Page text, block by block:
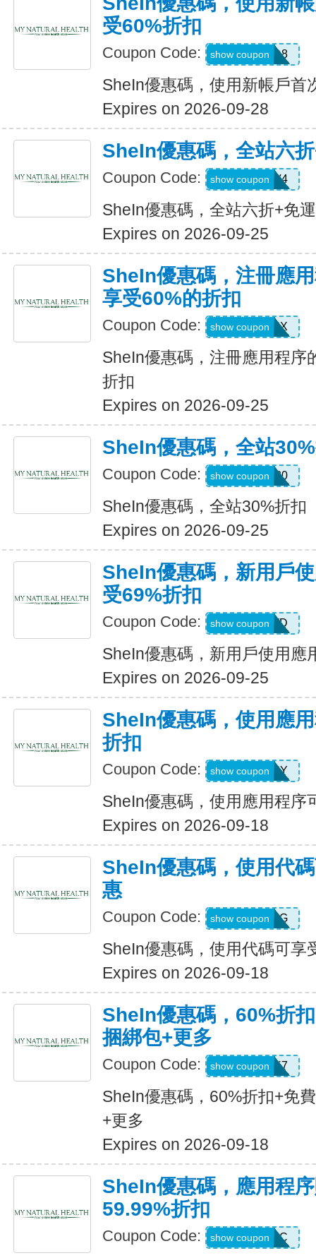
受60%折扣
Coupon Code: TFSD8
show coupon
SheIn優惠碼，使用新帳戶首
Expires on 2026-09-28
SheIn優惠碼，全站六
Coupon Code: LS8V4
show coupon
SheIn優惠碼，全站六折+免
Expires on 2026-09-25
SheIn優惠碼，注冊應
享受60%的折扣
Coupon Code: XUWL7NX
show coupon
SheIn優惠碼，注冊應用程序
折扣
Expires on 2026-09-25
SheIn優惠碼，全站
Coupon Code: AFFILI30
show coupon
SheIn優惠碼，全站30%折扣
Expires on 2026-09-25
SheIn優惠碼，新用戶
受69%折扣
Coupon Code: HR2TQWD
show coupon
SheIn優惠碼，新用戶使用應
Expires on 2026-09-25
SheIn優惠碼，使用應
折扣
Coupon Code: 6FANY
show coupon
SheIn優惠碼，使用應用程序
Expires on 2026-09-18
SheIn優惠碼，使用代
惠
Coupon Code: 9N6U25G
show coupon
SheIn優惠碼，使用代碼可享
Expires on 2026-09-18
SheIn優惠碼，60%折
捆綁包+更多
Coupon Code: HBPK7
show coupon
SheIn優惠碼，60%折扣+免
+更多
Expires on 2026-09-18
SheIn優惠碼，應用程
59.99%折扣
Coupon Code: MTFK4CC
show coupon